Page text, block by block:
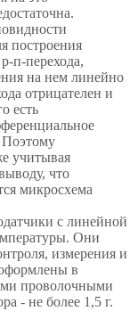
построения
п-перехода,
на нем линейно
отрицателен и
есть
учитывая
что
микросхема
с линейной
Они
измерения и
в
проволочными
- не более 1,5 г.